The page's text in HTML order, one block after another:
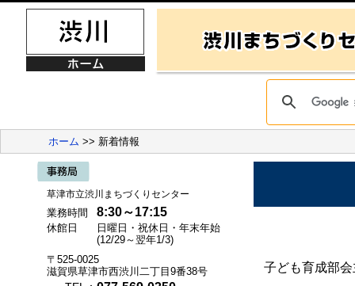
ホーム >> 新着情報
草津市立渋川まちづくりセンター
業務時間 8:30～17:15
休館日
日曜日・祝休日・年末年始
(12/29～翌年1/3)
〒525-0025
滋賀県草津市西渋川二丁目9番38号
子ども育成部